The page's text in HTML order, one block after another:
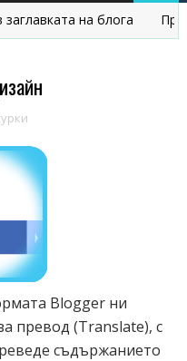
на блога
Blogger ни
превод (Translate), с
съдържанието